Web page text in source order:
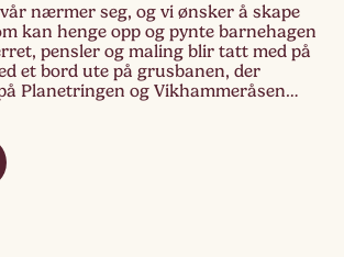
nærmer seg, og vi ønsker å skape
kan henge opp og pynte barnehagen
pensler og maling blir tatt med på
et bord ute på grusbanen, der
Planetringen og Vikhammeråsen